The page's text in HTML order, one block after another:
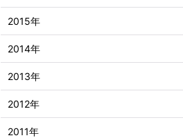
2015年
2014年
2013年
2012年
2011年